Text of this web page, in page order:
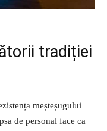
tradiției
meșteșugului
de personal face ca